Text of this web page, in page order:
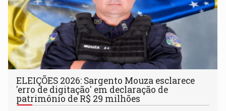
ELEIÇÕES 2026: Sargento Mouza esclarece
'erro de digitação' em declaração de
patrimônio de R$ 29 milhões